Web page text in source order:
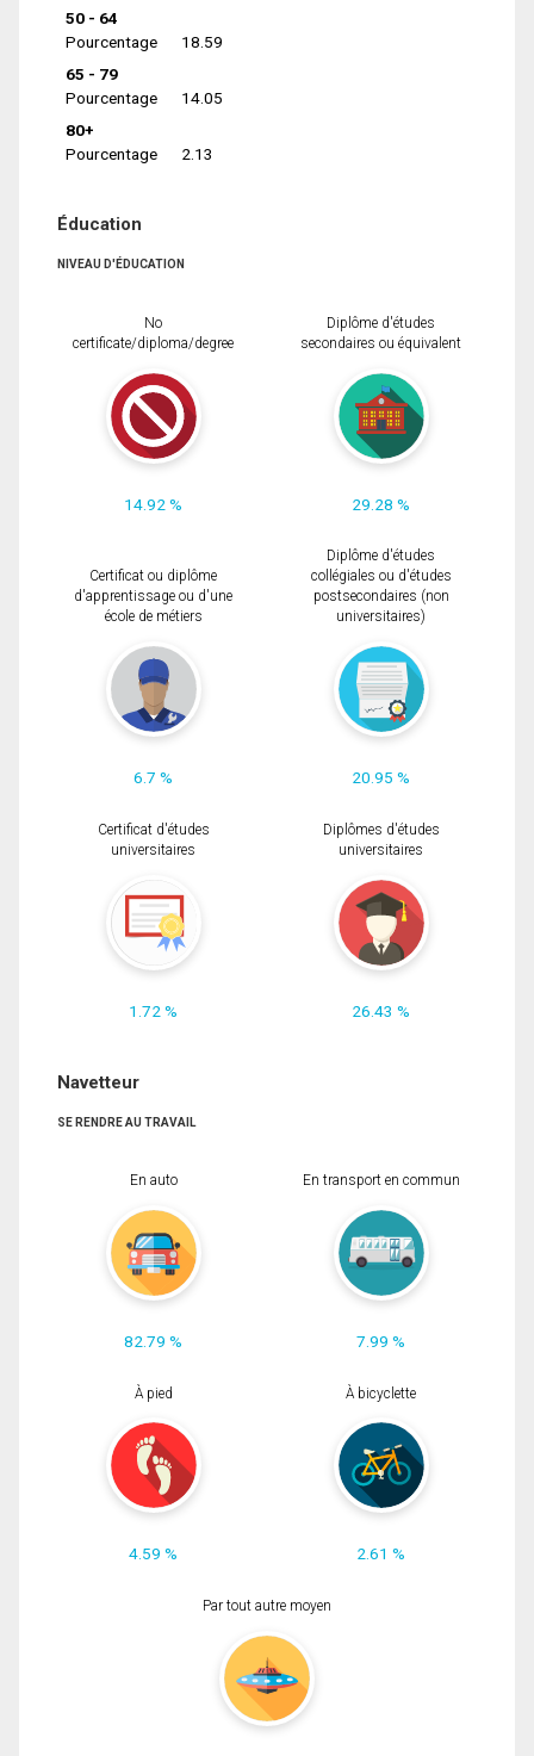
50 - 64
Pourcentage
18.59
65 - 79
Pourcentage
14.05
80+
Pourcentage
2.13
Éducation
NIVEAU D'ÉDUCATION
No
certificate/diploma/degree
14.92 %
Diplôme d'études
secondaires ou équivalent
29.28 %
Certificat ou diplôme
d'apprentissage ou d'une
école de métiers
6.7 %
Diplôme d'études
collégiales ou d'études
postsecondaires (non
universitaires)
20.95 %
Certificat d'études
universitaires
1.72 %
Diplômes d'études
universitaires
26.43 %
Navetteur
SE RENDRE AU TRAVAIL
En auto
82.79 %
En transport en commun
7.99 %
À pied
4.59 %
À bicyclette
2.61 %
Par tout autre moyen